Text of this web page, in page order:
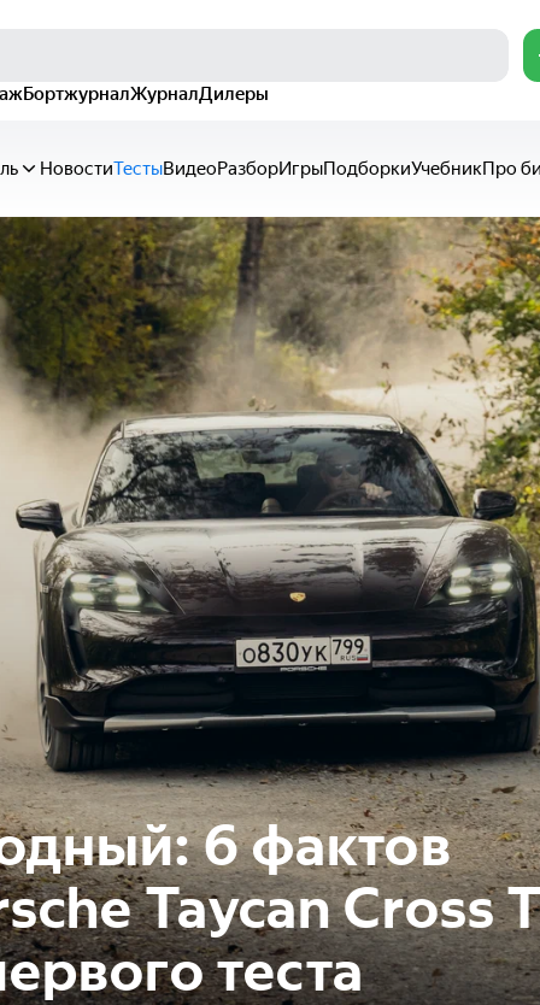
БортжурналЖурналДилеры
НовостиТестыВидеоРазборИгрыПодборкиУчебникПро
6 фактов
Taycan Cross
теста